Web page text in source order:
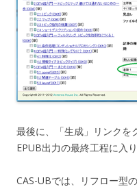
最後に、「生成」リンクを
EPUB出力の最終工程に入
CAS-UBでは、リフロー型